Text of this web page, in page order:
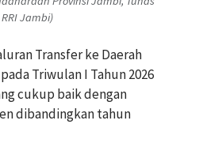
Jambi)
Transfer ke Daerah
Triwulan I Tahun 2026
cukup baik dengan
dibandingkan tahun